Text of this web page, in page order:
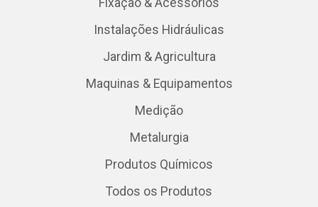
Instalações Hidráulicas
Jardim & Agricultura
Maquinas & Equipamentos
Medição
Metalurgia
Produtos Químicos
Todos os Produtos